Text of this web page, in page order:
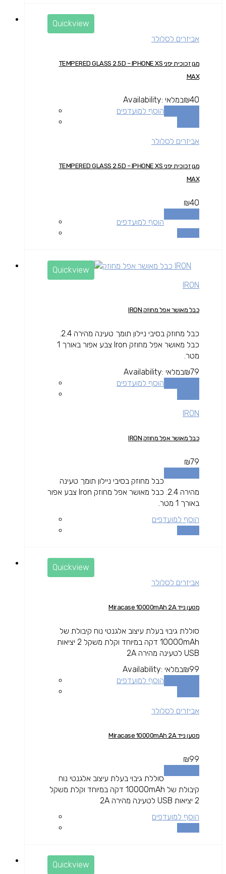
Quickview
אביזרים לסלולר
מגן זכוכית יפני TEMPERED GLASS 2.5D – IPHONE XS
MAX
₪40
Availability: במלאי
הוסף למועדפים
אביזרים לסלולר
מגן זכוכית יפני TEMPERED GLASS 2.5D – IPHONE XS
MAX
₪40
הוסף למועדפים
Quickview
IRON
כבל מאושר אפל מחוזק IRON
כבל מחוזק בסיבי ניילון תומך טעינה מהירה 2.4.
כבל מאושר אפל מחוזק Iron צבע אפור באורך 1
מטר.
₪79
Availability: במלאי
הוסף למועדפים
IRON
כבל מאושר אפל מחוזק IRON
₪79
כבל מחוזק בסיבי ניילון תומך טעינה
מהירה 2.4. כבל מאושר אפל מחוזק Iron צבע אפור
באורך 1 מטר.
הוסף למועדפים
Quickview
אביזרים לסלולר
מטען נייד Miracase 10000mAh 2A
סוללת גיבוי בעלת עיצוב אלגנטי נוח קיבולת של
10000mAh דקה במיוחד וקלת משקל 2 יציאות
USB לטעינה מהירה 2A
₪99
Availability: במלאי
הוסף למועדפים
אביזרים לסלולר
מטען נייד Miracase 10000mAh 2A
₪99
סוללת גיבוי בעלת עיצוב אלגנטי נוח
קיבולת של 10000mAh דקה במיוחד וקלת משקל
2 יציאות USB לטעינה מהירה 2A
הוסף למועדפים
Quickview